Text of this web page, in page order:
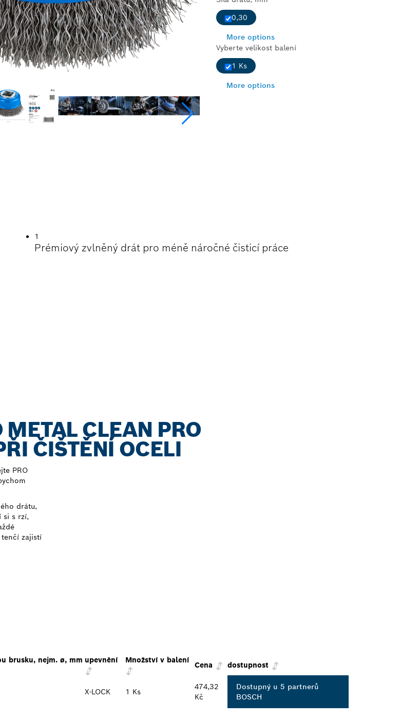
0,30
More options
Vyberte velikost balení
1 Ks
More options
1
Prémiový zvlněný drát pro méně náročné čisticí práce
METAL CLEAN PRO
ČIŠTĚNÍ OCELI
PRO
drátu,
si s rzí,
zajistí
brusku, nejm. ø, mm upevnění Množství v balení
Cena dostupnost
X-LOCK 1 Ks
474,32
Kč
Dostupný u 5 partnerů
BOSCH